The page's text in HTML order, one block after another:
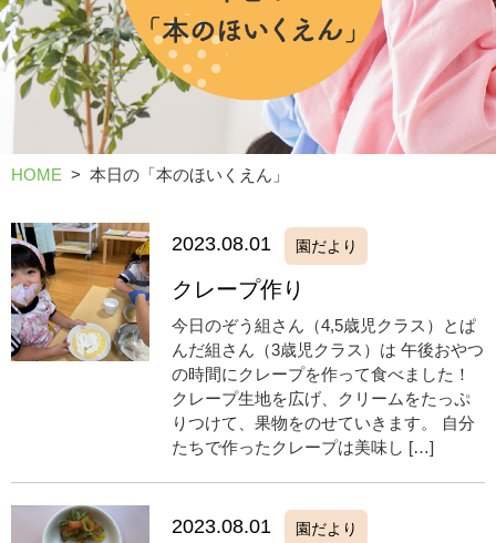
HOME 本日の「本のほいくえん」
2023.08.01 園だより
クレープ作り
今日のぞう組さん（4,5歳児クラス）とぱ
んだ組さん（3歳児クラス）は 午後おやつ
の時間にクレープを作って食べました！
クレープ生地を広げ、クリームをたっぷ
りつけて、果物をのせていきます。 自分
たちで作ったクレープは美味し […]
2023.08.01 園だより